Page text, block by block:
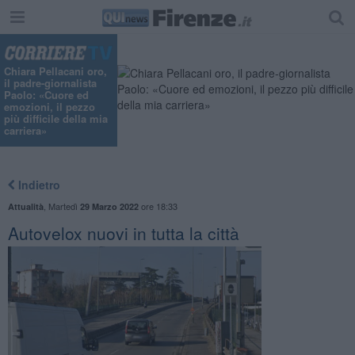
Chiara Pellacani oro,
il padre-giornalista
Paolo: «Cuore ed
emozioni, il pezzo
più difficile della mia
carriera»
Indietro
Attualità Martedì 29 Marzo 2022ore 18:33
Autovelox nuovi in tutta la città